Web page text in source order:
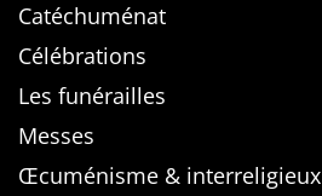
Catéchuménat
Célébrations
Les funérailles
Messes
Œcuménisme & interreligieux